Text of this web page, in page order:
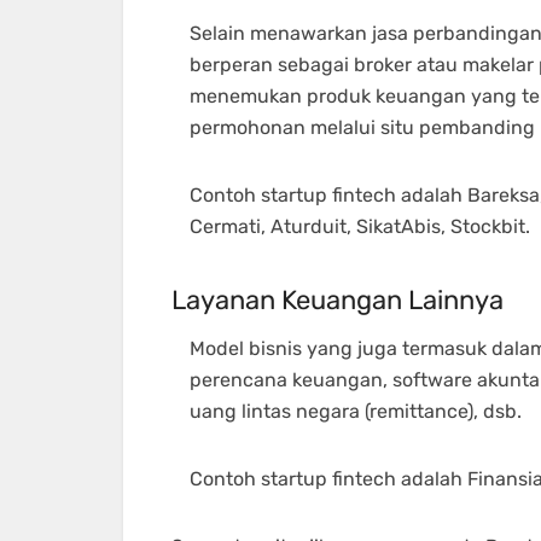
Selain menawarkan jasa
berperan sebagai broker atau
menemukan produk keuangan yang
permohonan melalui situ
Contoh startup fintech adalah
Cermati, Aturduit, SikatAbis, Stockbit.
Layanan Keuangan Lainnya
Model bisnis yang juga termasuk
perencana keuangan, software
uang lintas negara (remittance), dsb.
Contoh startup fintech adalah